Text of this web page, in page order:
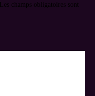
Les champs obligatoires sont